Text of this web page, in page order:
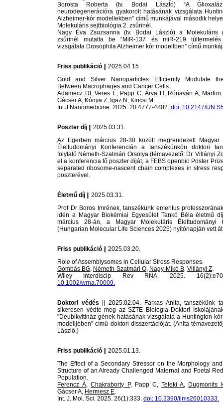
Borosta Roberta (tv. Bodai László) “A
neurodegenerációra gyakorolt hatásának vizsgálata
Alzheimer-kór modellekben” című munkájával második
Molekuláris sejtbiológia 2. zsűrinél.
Nagy Éva Zsuzsanna (tv. Bodai László) a Molekuláris
zsűrinél mutatta be “MiR-137 és miR-219 túltermelés
vizsgálata Drosophila Alzheimer kór modellben” című
Friss publikáció || 2025.04.15.
Gold and Silver Nanoparticles Efficiently Modulate
Between Macrophages and Cancer Cells.
Adamecz DI , Veres É, Papp C,Árva H , Rónavári A,
Gácser A, Kónya Z, Igaz N , Kiricsi M .
Int J Nanomedicine. 2025. 20:4777-4802. doi: 10.2147/
Poszter díj || 2025.03.31.
Az Egerben március 28-30 között megrendezett Magyar
Élettudományi Konferencián a tanszékünkön doktori
folytató Németh-Szatmári Orsolya (témavezető: Dr. Villányi
el a konferencia fő poszter díját, a FEBS openbio Poster
separated ribosome-nascent chain complexes in stress
poszterével.
Életmű díj || 2025.03.31.
Prof Dr Boros Imrének, tanszékünk emeritus
idén a Magyar Biokémiai Egyesület Tankó Béla életmű
március 28-án, a Magyar Molekuláris Élettudományi
(Hungarian Molecular Life Sciences 2025) nyitónapján vett
Friss publikáció || 2025.03.20.
Role of Assemblysomes in Cellular Stress Responses.
Gombás BG, Németh-Szatmári O, Nagy-Mikó B, Villányi Z.
Wiley Interdiscip Rev RNA. 2025.
10.1002/wrna.70009.
Doktori védés || 2025.02.04. Farkas Anita, tanszékünk
sikeresen védte meg az SZTE Biológia Doktori
"Deubikvitináz gének hatásának vizsgálata a Huntington-
modelljében" című doktori disszertációját. (Anita
László.)
Friss publikáció || 2025.01.13.
The Effect of a Secondary Stressor on the Morphology
Structure of an Already Challenged Maternal and Foetal
Population.
Ferencz Á,Chakraborty P, Papp C,Teleki A, Dugmonits
Gácser A, Hermesz E.
Int. J. Mol. Sci. 2025. 26(1):333. doi: 10.3390/ijms26010333.